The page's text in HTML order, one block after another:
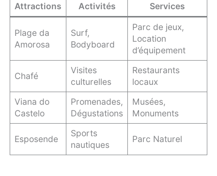
Attractions Activités Services
Plage da
Amorosa
Surf,
Bodyboard
Parc de jeux,
Location
d’équipement
Chafé
Visites
culturelles
Restaurants
locaux
Viana do
Castelo
Promenades,
Dégustations
Musées,
Monuments
Esposende
Sports
nautiques
Parc Naturel